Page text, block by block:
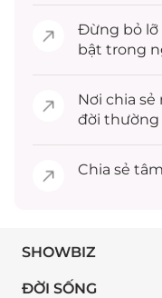
Đừng bỏ lỡ
bật trong
Nơi chia
đời thường
Chia sẻ
SHOWBIZ
ĐỜI SỐNG